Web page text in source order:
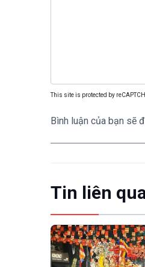
This site is protected by
Bình luận của bạn sẽ
Tin liên